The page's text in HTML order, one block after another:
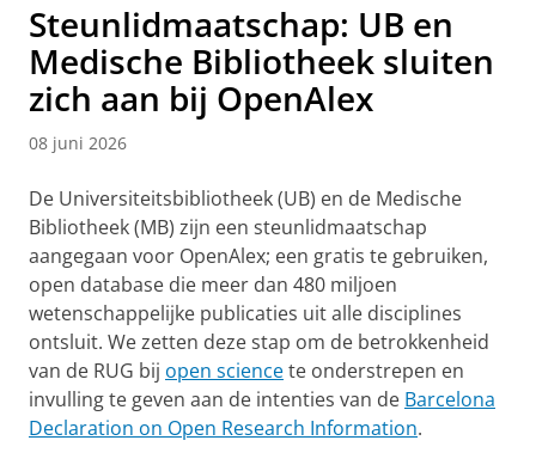
Steunlidmaatschap: UB en
Medische Bibliotheek sluiten
zich aan bij OpenAlex
08 juni 2026
De Universiteitsbibliotheek (UB) en de Medische
Bibliotheek (MB) zijn een steunlidmaatschap
aangegaan voor OpenAlex; een gratis te gebruiken,
open database die meer dan 480 miljoen
wetenschappelijke publicaties uit alle disciplines
ontsluit. We zetten deze stap om de betrokkenheid
van de RUG bij open sciencete onderstrepen en
invulling te geven aan de intenties van de Barcelona
Declaration on Open Research Information.